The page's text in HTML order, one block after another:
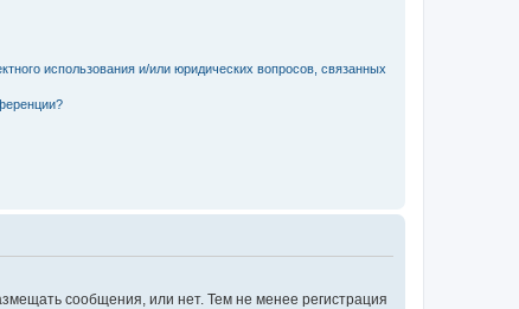
использования и/или юридических вопросов, связанных
сообщения, или нет. Тем не менее регистрация